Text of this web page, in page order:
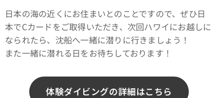
日本の海の近くにお住まいとのことですので、ぜひ日
本でCカードをご取得いただき、次回ハワイにお越しに
なられたら、沈船へ一緒に潜りに行きましょう！
また一緒に潜れる日をお待ちしております！
体験ダイビングの詳細はこちら